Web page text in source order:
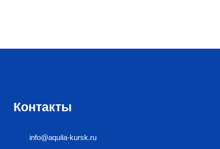
Контакты
info@aquila-kursk.ru